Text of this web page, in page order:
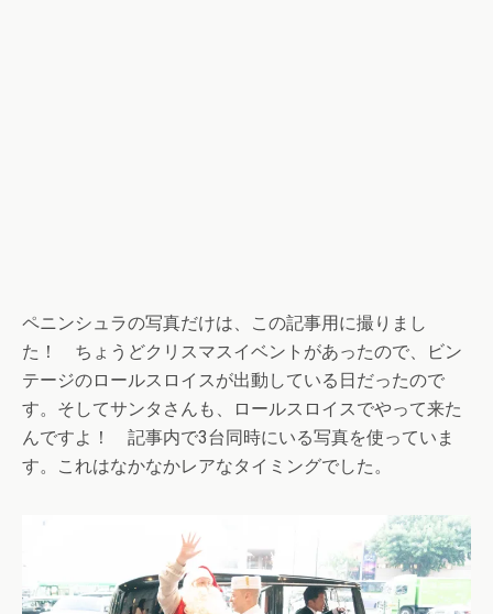
ペニンシュラの写真だけは、この記事用に撮りまし
た！ ちょうどクリスマスイベントがあったので、ビン
テージのロールスロイスが出動している日だったので
す。そしてサンタさんも、ロールスロイスでやって来た
んですよ！ 記事内で3台同時にいる写真を使っていま
す。これはなかなかレアなタイミングでした。